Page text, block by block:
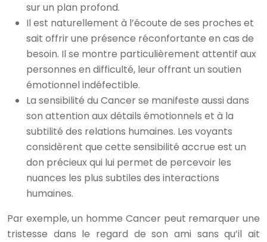
sur un plan profond.
Il est naturellement à l’écoute de ses proches et
sait offrir une présence réconfortante en cas de
besoin. Il se montre particulièrement attentif aux
personnes en difficulté, leur offrant un soutien
émotionnel indéfectible.
La sensibilité du Cancer se manifeste aussi dans
son attention aux détails émotionnels et à la
subtilité des relations humaines. Les voyants
considèrent que cette sensibilité accrue est un
don précieux qui lui permet de percevoir les
nuances les plus subtiles des interactions
humaines.
Par exemple, un homme Cancer peut remarquer une
tristesse dans le regard de son ami sans qu’il ait